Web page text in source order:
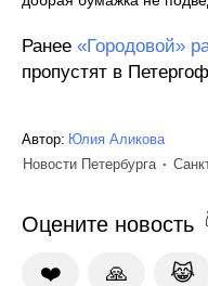
Ранее «Городовой»
пропустят в
Автор: Юлия Аликова
Новости Петербурга
Оцените новость
❤️ 🙏 😹